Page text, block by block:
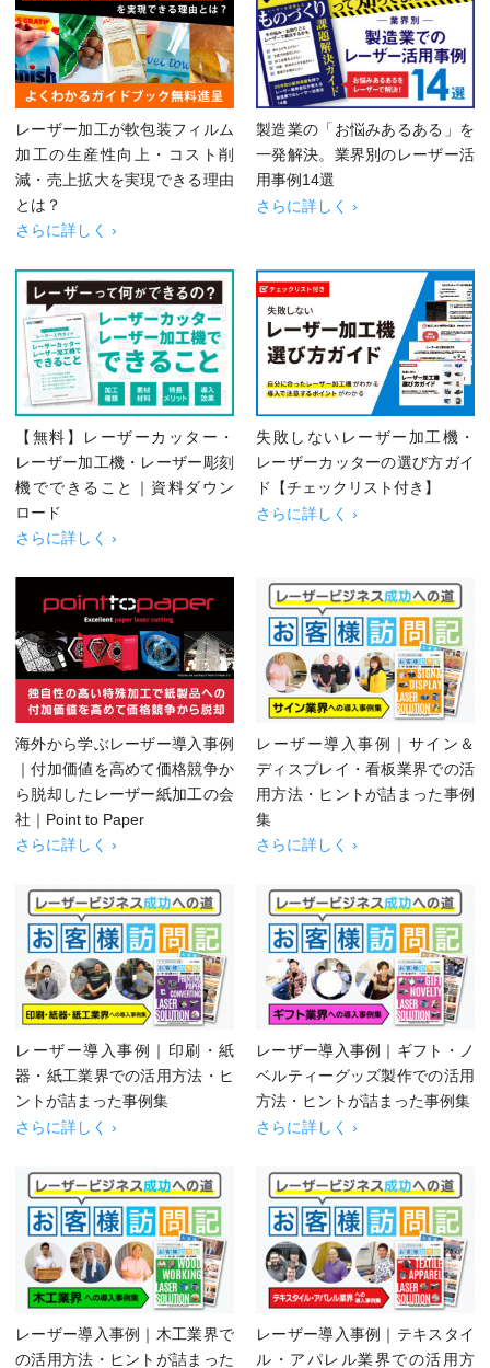
レーザー加工が軟包装フィルム
加工の生産性向上・コスト削
減・売上拡大を実現できる理由
とは？
さらに詳しく ›
製造業の「お悩みあるある」を
一発解決。業界別のレーザー活
用事例14選
さらに詳しく ›
【無料】レーザーカッター・
レーザー加工機・レーザー彫刻
機でできること｜資料ダウン
ロード
さらに詳しく ›
失敗しないレーザー加工機・
レーザーカッターの選び方ガイ
ド【チェックリスト付き】
さらに詳しく ›
海外から学ぶレーザー導入事例
｜付加価値を高めて価格競争か
ら脱却したレーザー紙加工の会
社｜Point to Paper
さらに詳しく ›
レーザー導入事例｜サイン＆
ディスプレイ・看板業界での活
用方法・ヒントが詰まった事例
集
さらに詳しく ›
レーザー導入事例｜印刷・紙
器・紙工業界での活用方法・ヒ
ントが詰まった事例集
さらに詳しく ›
レーザー導入事例｜ギフト・ノ
ベルティーグッズ製作での活用
方法・ヒントが詰まった事例集
さらに詳しく ›
レーザー導入事例｜木工業界で
の活用方法・ヒントが詰まった
レーザー導入事例｜テキスタイ
ル・アパレル業界での活用方